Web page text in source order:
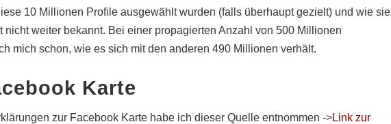
10 Millionen Profile ausgewählt wurden (falls überhaupt gezielt) und wie sie
nicht weiter bekannt. Bei einer propagierten Anzahl von 500 Millionen
mich schon, wie es sich mit den anderen 490 Millionen verhält.
Karte
zur Facebook Karte habe ich dieser Quelle entnommen ->Link zur